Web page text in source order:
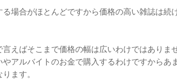
場合がほとんどですから価格の高い雑誌は続
えばそこまで価格の幅は広いわけではありま
アルバイトのお金で購入するわけですからあ
ます。